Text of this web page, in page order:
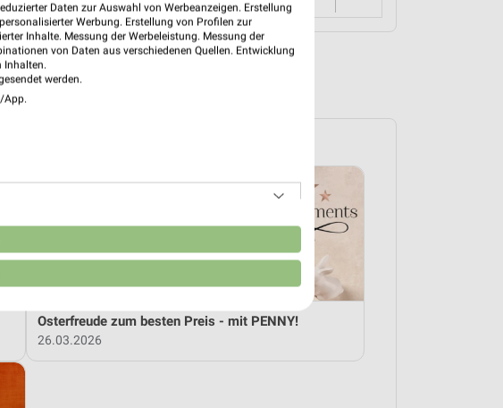
PROSPEKTE
Osterfreude zum besten Preis - mit PENNY!
26.03.2026
Daten zur Auswahl von Werbeanzeigen. Erstellung
Werbung. Erstellung von Profilen zur
Inhalte. Messung der Werbeleistung. Messung der
von Daten aus verschiedenen Quellen. Entwicklung
Inhalten.
werden.
App.